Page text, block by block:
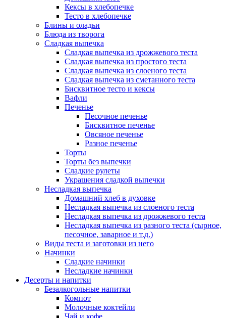
Кексы в хлебопечке
Тесто в хлебопечке
Блины и оладьи
Блюда из творога
Сладкая выпечка
Сладкая выпечка из дрожжевого теста
Сладкая выпечка из простого теста
Сладкая выпечка из слоеного теста
Сладкая выпечка из сметанного теста
Бисквитное тесто и кексы
Вафли
Печенье
Песочное печенье
Бисквитное печенье
Овсяное печенье
Разное печенье
Торты
Торты без выпечки
Сладкие рулеты
Украшения сладкой выпечки
Несладкая выпечка
Домашний хлеб в духовке
Несладкая выпечка из слоеного теста
Несладкая выпечка из дрожжевого теста
Несладкая выпечка из разного теста (сырное,
песочное, заварное и т.д.)
Виды теста и заготовки из него
Начинки
Сладкие начинки
Несладкие начинки
Десерты и напитки
Безалкогольные напитки
Компот
Молочные коктейли